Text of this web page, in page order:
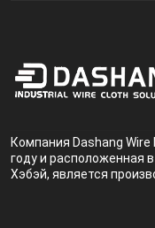
Компания Dashang
году и расположенная
Хэбэй, является